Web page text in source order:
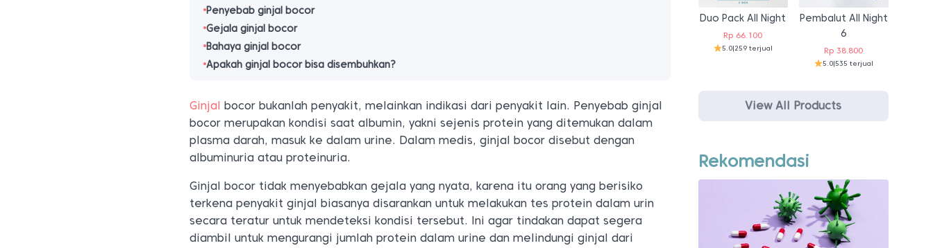
Penyebab ginjal bocor
Gejala ginjal bocor
Bahaya ginjal bocor
Apakah ginjal bocor bisa disembuhkan?
Ginjal
bocor bukanlah penyakit, melainkan indikasi dari penyakit lain. Penyebab ginjal
bocor merupakan kondisi saat albumin, yakni sejenis protein yang ditemukan dalam
plasma darah, masuk ke dalam urine. Dalam medis, ginjal bocor disebut dengan
albuminuria atau proteinuria.
Ginjal bocor tidak menyebabkan gejala yang nyata, karena itu orang yang berisiko
terkena penyakit ginjal biasanya disarankan untuk melakukan tes protein dalam urin
secara teratur untuk mendeteksi kondisi tersebut. Ini agar tindakan dapat segera
diambil untuk mengurangi jumlah protein dalam urine dan melindungi ginjal dari
Duo Pack All Night
Rp 66.100
5.0|259 terjual
Pembalut All Night
6
Rp 38.800
5.0|535 terjual
View All Products
Rekomendasi